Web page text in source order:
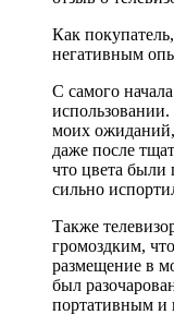
Как
негативным
С самого
моих ожиданий,
даже после
что цвета
сильно
Также
громоздким,
размещение в
был
портативным и